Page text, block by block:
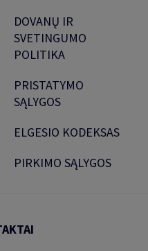
DOVANŲ IR
SVETINGUMO
POLITIKA
PRISTATYMO
SĄLYGOS
ELGESIO KODEKSAS
PIRKIMO SĄLYGOS